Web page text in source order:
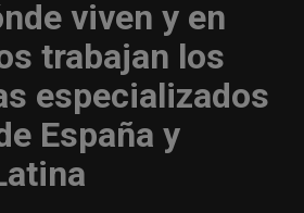
viven y en
trabajan los
especializados
España y